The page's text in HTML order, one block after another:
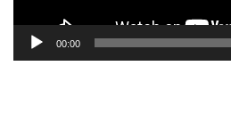
00:00